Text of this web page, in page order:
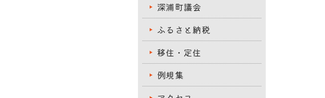
深浦町議会
ふるさと納税
移住・定住
例規集